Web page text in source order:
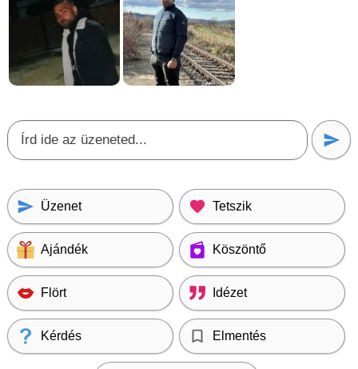
Üzenet Tetszik
Ajándék Köszöntő
Flört Idézet
Kérdés Elmentés